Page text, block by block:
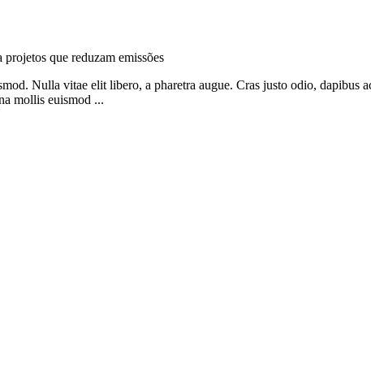
que reduzam emissões
Nulla vitae elit libero, a pharetra augue. Cras justo odio, dapibus
mollis euismod ...